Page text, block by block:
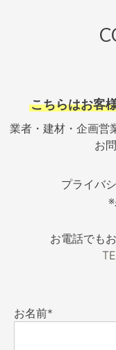
こちらはお客
業者・建材・企画営
お
プライバ
お電話でも
お名前*